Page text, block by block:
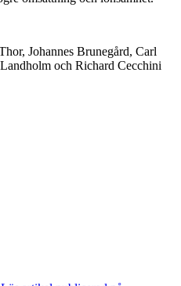
Johannes Brunegård, Carl
och Richard Cecchini